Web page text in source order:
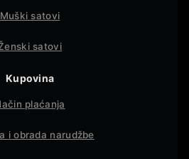
Muški satovi
satovi
Kupovina
plaćanja
i obrada narudžbe